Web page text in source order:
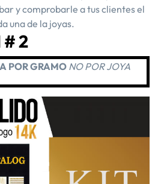
y comprobarle a tus clientes el
una de la joyas.
# 2
POR GRAMO NO POR JOYA